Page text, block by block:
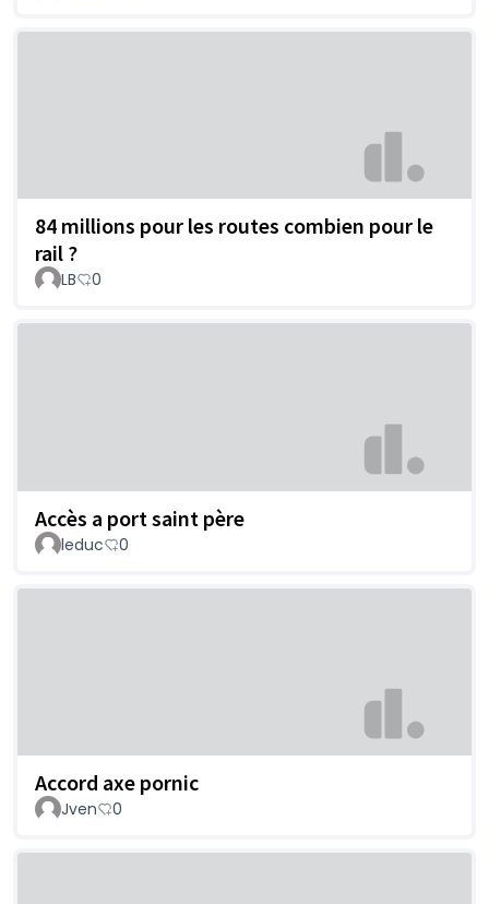
84 millions pour les routes combien pour le
rail ?
LB 0
Accès a port saint père
leduc 0
Accord axe pornic
Jven 0